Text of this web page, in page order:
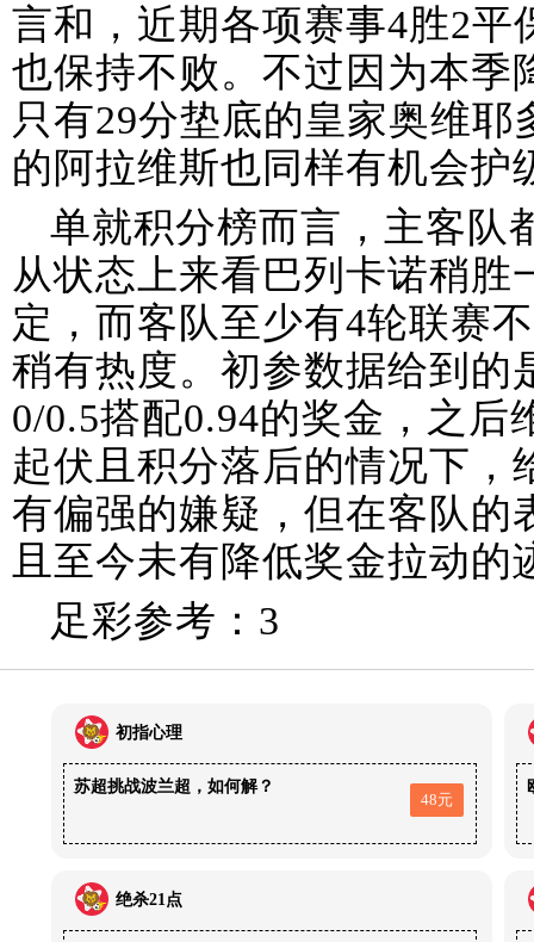
言和，近期各项赛事4胜2平
也保持不败。不过因为本季
只有29分垫底的皇家奥维
的阿拉维斯也同样有机会护
单就积分榜而言，主客队
从状态上来看巴列卡诺稍
定，而客队至少有4轮联赛
稍有热度。初参数据给到的
0/0.5搭配0.94的奖金，之
起伏且积分落后的情况下，
有偏强的嫌疑，但在客队的
且至今未有降低奖金拉动
足彩参考：3
初指心理
苏超挑战波兰超，如何解？
48元
绝杀21点